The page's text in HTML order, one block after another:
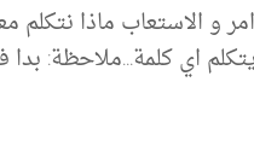
و الاستعاب ماذا نتكلم
في سمع في عمر ٨ اشهر عندما اجريت له العملية